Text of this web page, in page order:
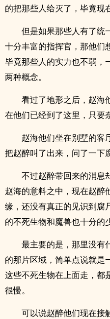
的把那些人给灭了，毕竟现
但是如果那些人有了统
十分丰富的指挥官，那他们
毕竟那些人的实力也不弱，
两种概念。
看过了地形之后，赵海
在他们已经到了这里，只要
赵海他们坐在别墅的客
把赵醉叫了出来，问了一下
不过赵醉带回来的消息
赵海的意料之中，现在赵醉
缘，还没有真正的见识到腐
的不死生物和魔兽也十分的
最主要的是，那里没有
的那片区域，简单点说就是
这些不死生物在上面走，都
很慢。
可以说赵醉他们现在接